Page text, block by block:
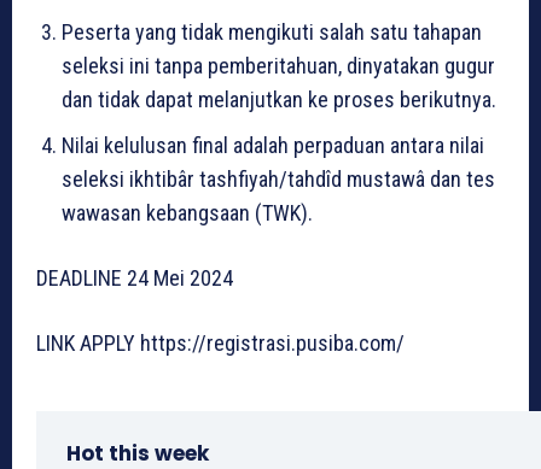
Peserta yang tidak mengikuti salah satu tahapan
seleksi ini tanpa pemberitahuan, dinyatakan gugur
dan tidak dapat melanjutkan ke proses berikutnya.
Nilai kelulusan final adalah perpaduan antara nilai
seleksi ikhtibâr tashfiyah/tahdîd mustawâ dan tes
wawasan kebangsaan (TWK).
DEADLINE 24 Mei 2024
LINK APPLY https://registrasi.pusiba.com/
Hot this week